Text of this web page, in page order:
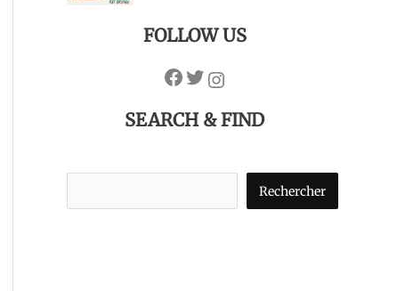
FOLLOW US
SEARCH & FIND
Rechercher